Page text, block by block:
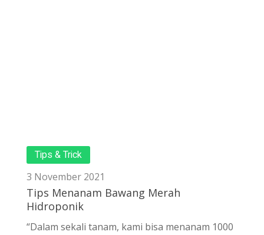
Tips & Trick
3 November 2021
Tips Menanam Bawang Merah
Hidroponik
“Dalam sekali tanam, kami bisa menanam 1000